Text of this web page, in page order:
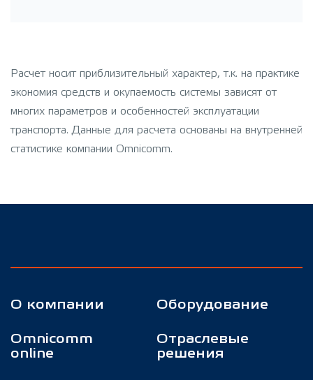
Расчет носит приблизительный характер, т.к. на практике
экономия средств и окупаемость системы зависят от
многих параметров и особенностей эксплуатации
транспорта. Данные для расчета основаны на внутренней
статистике компании Omnicomm.
О компании
Omnicomm
online
Оборудование
Отраслевые
решения